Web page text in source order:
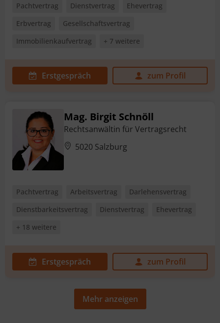
Pachtvertrag Dienstvertrag
Ehevertrag
Erbvertrag
Gesellschaftsvertrag
Immobilienkaufvertrag
+ 7 weitere
Erstgespräch zum Profil
Mag. Birgit Schnöll
Rechtsanwältin für Vertragsrecht
5020 Salzburg
Pachtvertrag Arbeitsvertrag
Darlehensvertrag
Dienstbarkeitsvertrag
Dienstvertrag
Ehevertrag
+ 18 weitere
Erstgespräch zum Profil
Mehr anzeigen